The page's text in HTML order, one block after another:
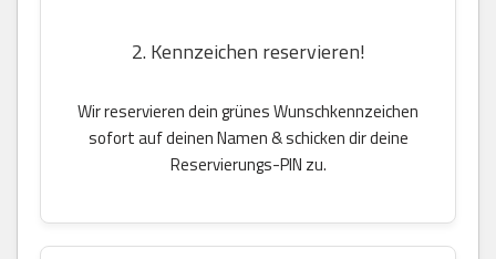
2. Kennzeichen reservieren!
Wir reservieren dein grünes Wunschkennzeichen
sofort auf deinen Namen & schicken dir deine
Reservierungs-PIN zu.